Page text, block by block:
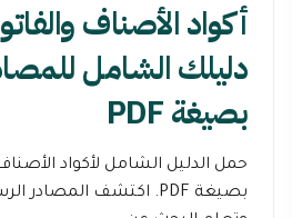
أكواد الأصناف
دليلك الشامل
بصيغة PDF
حمل الدليل الشامل لأكواد الأصناف